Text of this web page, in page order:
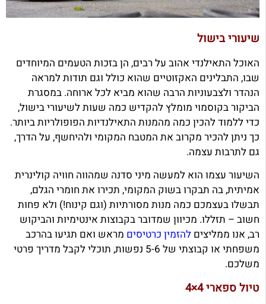
שיעורי בישול
האוכל התאילנדי אהוב על רבים, הן בזכות הטעמים המיוחדים
שבו, התבלינים האקזוטיים שהוא כולל וגם תודות למראה
הנהדר ולצבעוניות הרבה שהוא מביא לכל ארוחה. במסגרת
הביקור בקוסמוי מומלץ להקדיש כמה שעות לשיעורי בישול,
כדי ללמוד להכין כמה מהמנות התאילנדיות הפופולריות ביותר.
כך ניתן להכיר מקרוב את המטבח המקומי ולהיחשף, על הדרך,
גם לתרבות עצמה.
השיעור עצמו הוא למעשה מיני סדנה שמהווה חוויה קולינרית
אמיתית, בה תבקרו בשוק המקומי, תכירו את חומרי הגלם,
תבשלו בעצמכם כמה מנות מסורתיות (וגם קינוח!) ולא פחות
חשוב – תזללו. מכיוון שמדובר בקבוצות אינטימיות והביקוש
רב, אנו ממליצים להזמין כרטיסים מראש ואם תגיעו בהרכב
משפחתי או קבוצתי של 5-6 נפשות, תוכלי לקבל מדריך פרטי
משלכם.
טיול ספארי 4×4